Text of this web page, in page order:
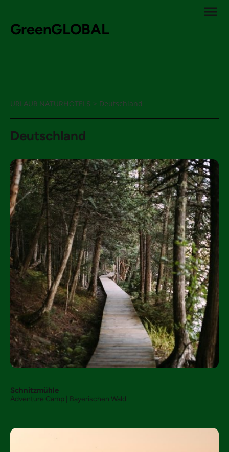
GreenGLOBAL
URLAUB NATURHOTELS > Deutschland
Deutschland
Schnitzmühle
Adventure Camp | Bayerischen Wald